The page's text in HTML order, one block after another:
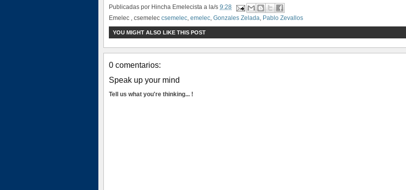
Publicadas por Hincha Emelecista a la/s 9:28
Emelec , csemelec csemelec, emelec, Gonzales Zelada, Pablo Zevallos
YOU MIGHT ALSO LIKE THIS POST
0 comentarios:
Speak up your mind
Tell us what you're thinking... !